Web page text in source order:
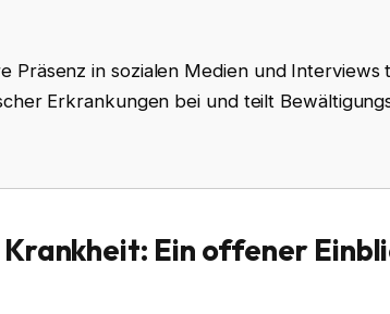
Präsenz in sozialen Medien und Interviews
Erkrankungen bei und teilt
Ein offener